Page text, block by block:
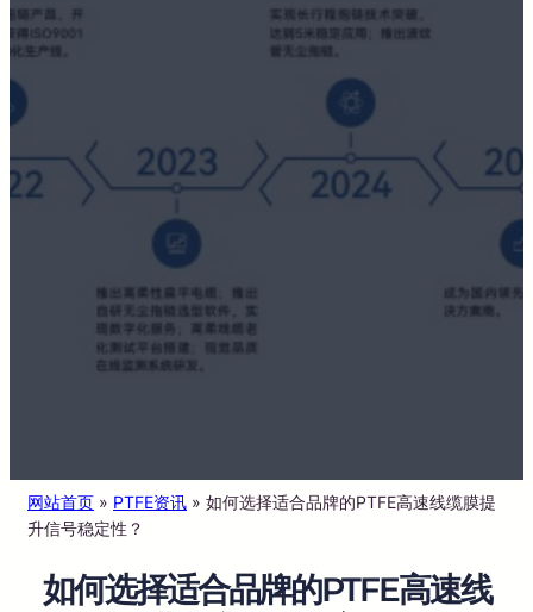
网站首页 » PTFE资讯 » 如何选择适合品牌的PTFE高速线缆膜提
升信号稳定性？
如何选择适合品牌的PTFE高速线